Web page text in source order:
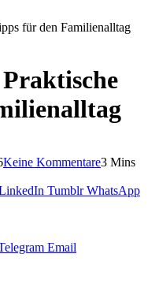
für den Familienalltag
Keine Kommentare3 Mins
Tumblr WhatsApp
Email